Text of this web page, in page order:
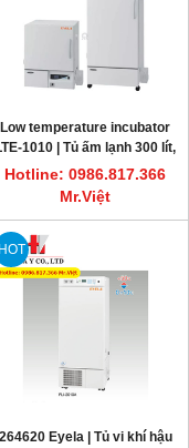
CWS-4
Dung dịch
Hotline:
Low temperature incubator
1010 | Tủ ấm lạnh 300 lít,
-10...+60oC, Eyela Japan
Hotline: 0986.817.366
Mr.Việt
HOT
264620 Eyela | Tủ vi khí hậu